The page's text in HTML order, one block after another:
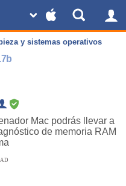
y sistemas operativos
Mac podrás llevar a
de memoria RAM